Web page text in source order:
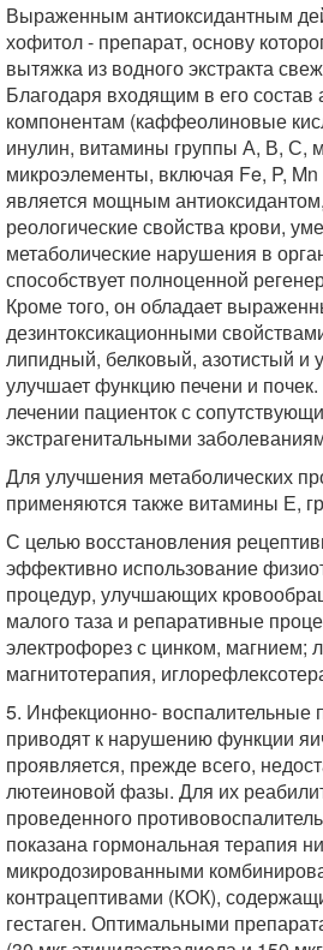
Выраженным антиоксидантным
хофитол - препарат, основу
вытяжка из водного экстракта
Благодаря входящим в его состав
компонентам (каффеолиновые
инулин, витамины группы А, В, С,
микроэлементы, включая Fe, P,
является мощным
реологические свойства крови,
метаболические нарушения в
способствует полноценной
Кроме того, он обладает
дезинтоксикационными
липидный, белковый, азотистый и
улучшает функцию печени и
лечении пациенток с
экстрагенитальными
Для улучшения метаболических
применяются также витамины Е,
С целью восстановления
эффективно использование
процедур, улучшающих
малого таза и репаративные
электрофорез с цинком, магнием;
магнитотерапия,
5. Инфекционно- воспалительные
приводят к нарушению функции
проявляется, прежде всего,
лютеиновой фазы. Для их
проведенного
показана гормональная терапия
микродозированными
контрацептивами (КОК),
гестаген. Оптимальными